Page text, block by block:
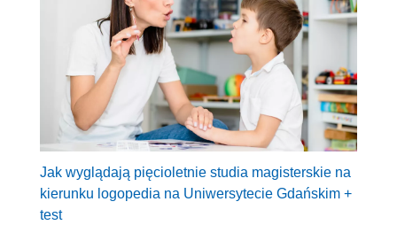
Jak wyglądają pięcioletnie studia magisterskie na
kierunku logopedia na Uniwersytecie Gdańskim +
test